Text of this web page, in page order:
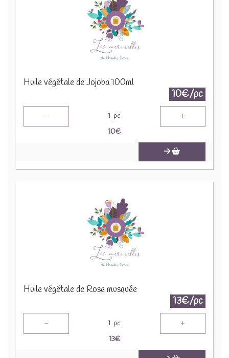
Huile végétale de Jojoba 100ml
10€/pc
- 1 pc +
10€
Huile végétale de Rose musquée
13€/pc
- 1 pc +
13€